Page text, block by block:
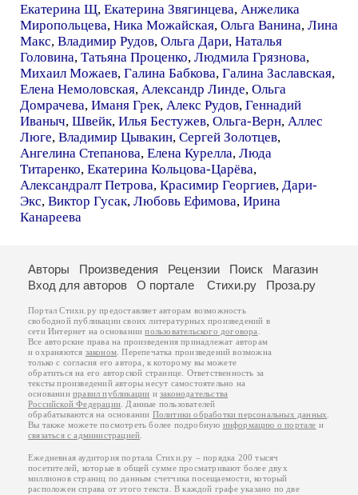
Екатерина Щ, Екатерина Звягинцева, Анжелика
Миропольцева, Ника Можайская, Ольга Ванина, Лина
Макс, Владимир Рудов, Ольга Дари, Наталья
Головина, Татьяна Проценко, Людмила Грязнова,
Михаил Можаев, Галина Бабкова, Галина Заславская,
Елена Немоловская, Александр Линде, Ольга
Домрачева, Иманя Грек, Алекс Рудов, Геннадий
Иваныч, Швейк, Илья Бестужев, Ольга-Верн, Аллес
Люге, Владимир Цывакин, Сергей Золотцев,
Ангелина Степанова, Елена Курелла, Люда
Титаренко, Екатерина Кольцова-Царёва,
Александралт Петрова, Красимир Георгиев, Дари-
Экс, Виктор Гусак, Любовь Ефимова, Ирина
Канареева
Авторы Произведения Рецензии Поиск
Магазин
Вход для авторов
О портале Стихи.ру Проза.ру
Портал Стихи.ру предоставляет авторам возможность
свободной публикации своих литературных произведений в
сети Интернет на основаниипользовательского договора
Все авторские права на произведения принадлежат авторам
и охраняются законом . Перепечатка произведений возможна
только с согласия его автора, к которому вы можете
обратиться на его авторской странице. Ответственность за
тексты произведений авторы несут самостоятельно на
основанииправил публикации изаконодательства
Российской Федерации . Данные пользователей
обрабатываются на основании Политики обработки персональных данных
Вы также можете посмотреть более подробную информацию о портале и
связаться с администрацией
Ежедневная аудитория портала Стихи.ру – порядка 200 тысяч
посетителей, которые в общей сумме просматривают более двух
миллионов страниц по данным счетчика посещаемости, который
расположен справа от этого текста. В каждой графе указано по две